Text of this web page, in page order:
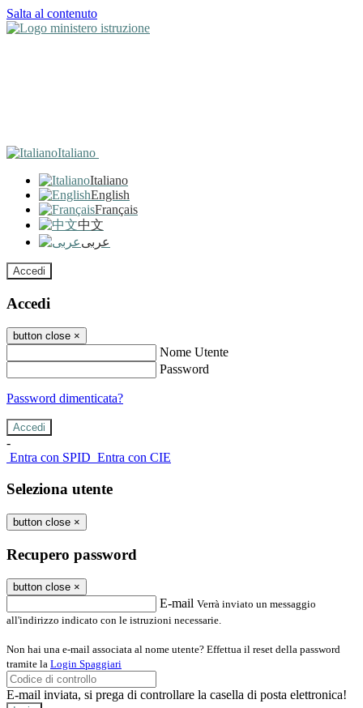
Salta al contenuto
Italiano
Italiano
English
Français
中文
عربى
Accedi
Accedi
button close ×
Nome Utente
Password
Password dimenticata?
-
Entra con SPID Entra con CIE
Seleziona utente
button close ×
Recupero password
button close ×
E-mail Verrà inviato un messaggio
all'indirizzo indicato con le istruzioni necessarie.
Non hai una e-mail associata al nome utente? Effettua il reset della password
tramite la Login Spaggiari
E-mail inviata, si prega di controllare la casella di posta elettronica!